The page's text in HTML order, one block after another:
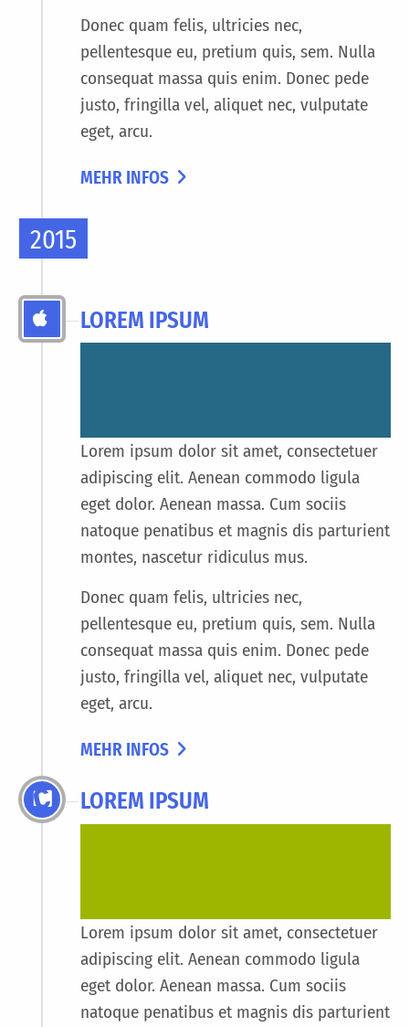
Donec quam felis, ultricies nec,
pellentesque eu, pretium quis, sem. Nulla
consequat massa quis enim. Donec pede
justo, fringilla vel, aliquet nec, vulputate
eget, arcu.
MEHR INFOS
2015
LOREM IPSUM
Lorem ipsum dolor sit amet, consectetuer
adipiscing elit. Aenean commodo ligula
eget dolor. Aenean massa. Cum sociis
natoque penatibus et magnis dis parturient
montes, nascetur ridiculus mus.
Donec quam felis, ultricies nec,
pellentesque eu, pretium quis, sem. Nulla
consequat massa quis enim. Donec pede
justo, fringilla vel, aliquet nec, vulputate
eget, arcu.
MEHR INFOS
LOREM IPSUM
Lorem ipsum dolor sit amet, consectetuer
adipiscing elit. Aenean commodo ligula
eget dolor. Aenean massa. Cum sociis
natoque penatibus et magnis dis parturient